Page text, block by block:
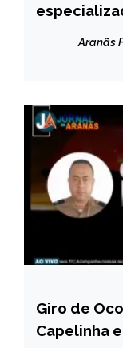
NOTÍCIAS
Aranãs
CAPELINHA
MINAS
Giro de
Capelinha